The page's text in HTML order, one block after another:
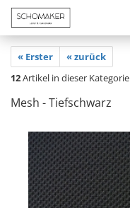
« Erster
« zurück
12Artikel in dieser Kategorie
Mesh - Tiefschwarz